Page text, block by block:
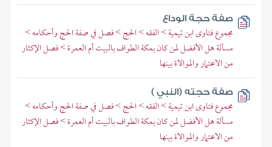
صفة حجة الوداع
مجموع فتاوى ابن تيمية > الفقه > الحج > فصل في صفة الحج وأحكامه >
مسألة هل الأفضل لمن كان بمكة الطواف بالبيت أم العمرة > فصل الإكثار
من الاعتمار والموالاة بينها
صفة حجته (النبي )
مجموع فتاوى ابن تيمية > الفقه > الحج > فصل في صفة الحج وأحكامه >
مسألة هل الأفضل لمن كان بمكة الطواف بالبيت أم العمرة > فصل الإكثار
من الاعتمار والموالاة بينها